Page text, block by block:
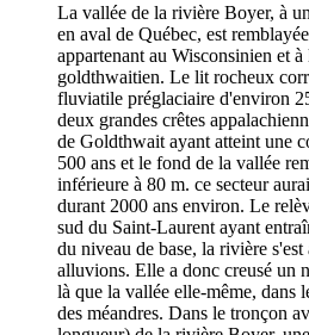
La vallée de la rivière Boyer, à
en aval de Québec, est
appartenant au Wisconsinien et
goldthwaitien. Le lit rocheux
fluviatile préglaciaire d'environ
deux grandes crêtes
de Goldthwait ayant atteint une
500 ans et le fond de la vallée
inférieure à 80 m. ce secteur
durant 2000 ans environ. Le
sud du Saint-Laurent ayant
du niveau de base, la rivière s'est
alluvions. Elle a donc creusé un
là que la vallée elle-même, dans
des méandres. Dans le tronçon